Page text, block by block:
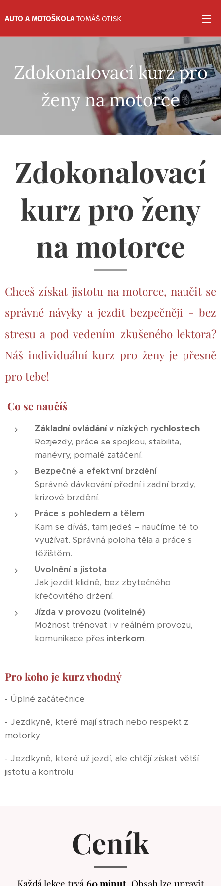
AUTO A MOTOŠKOLA TOMÁŠ OTISK
Zdokonalovací kurz pro
ženy na motorce
Zdokonalovací
kurz pro ženy
na motorce
Chceš získat jistotu na motorce, naučit se
správné návyky a jezdit bezpečněji - bez
stresu a pod vedením zkušeného lektora?
Náš individuální kurz pro ženy je přesně
pro tebe!
Co se naučíš
Základní ovládání v nízkých rychlostech
Rozjezdy, práce se spojkou, stabilita,
manévry, pomalé zatáčení.
Bezpečné a efektivní brzdění
Správné dávkování přední i zadní brzdy,
krizové brzdění.
Práce s pohledem a tělem
Kam se díváš, tam jedeš – naučíme tě to
využívat. Správná poloha těla a práce s
těžištěm.
Uvolnění a jistota
Jak jezdit klidně, bez zbytečného
křečovitého držení.
Jízda v provozu (volitelné)
Možnost trénovat i v reálném provozu,
komunikace přes interkom.
Pro koho je kurz vhodný
- Úplné začátečnice
- Jezdkyně, které mají strach nebo respekt z
motorky
- Jezdkyně, které už jezdí, ale chtějí získat větší
jistotu a kontrolu
Ceník
Každá lekce trvá 60 minut. Obsah lze upravit